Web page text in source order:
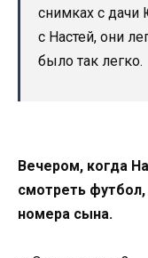
снимках с
с Настей, они
было так легко.
Вечером, когда
смотреть
номера сына.